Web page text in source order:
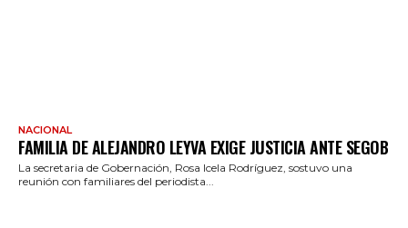
NACIONAL
FAMILIA DE ALEJANDRO LEYVA EXIGE JUSTICIA ANTE SEGOB
La secretaria de Gobernación, Rosa Icela Rodríguez, sostuvo una
reunión con familiares del periodista...